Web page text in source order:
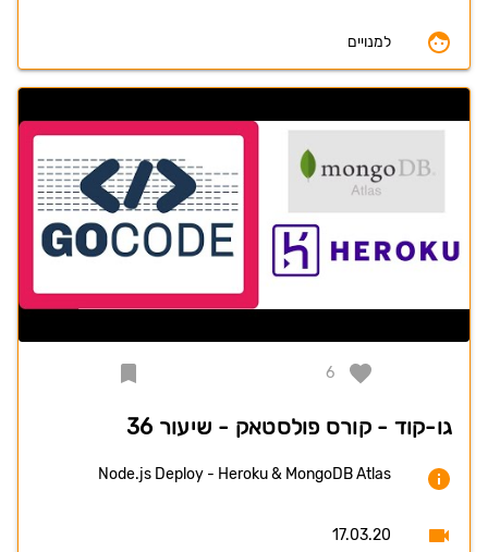
למנויים
6
גו-קוד - קורס פולסטאק - שיעור 36
Node.js Deploy - Heroku & MongoDB Atlas
17.03.20